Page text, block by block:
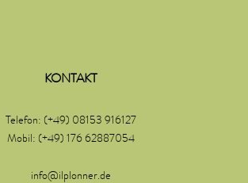
KONTAKT
Telefon: (+49) 08153 916127
Mobil: (+49) 176 62887054
info@ilplonner.de